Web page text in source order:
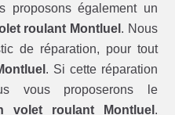
proposons également un
roulant Montluel . Nous
de réparation, pour tout
. Si cette réparation
vous proposerons le
volet roulant Montluel .